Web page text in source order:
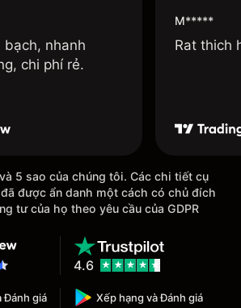
bạch, nhanh
chi phí rẻ.
M*****
Rat thich
5 sao của chúng tôi. Các chi tiết cụ
được ẩn danh một cách có chủ đích
tư của họ theo yêu cầu của GDPR
Đánh giá Xếp hạng và Đánh giá
4.6